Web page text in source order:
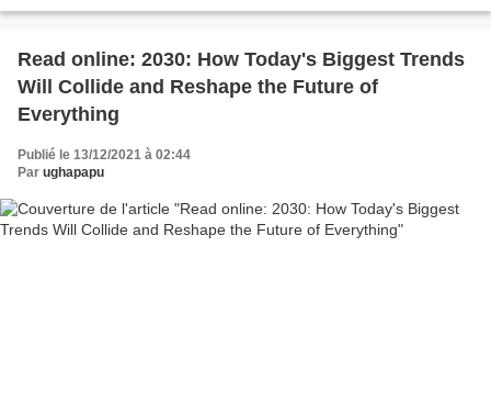
Read online: 2030: How Today's Biggest Trends
Will Collide and Reshape the Future of
Everything
Publié le 13/12/2021 à 02:44
Par ughapapu